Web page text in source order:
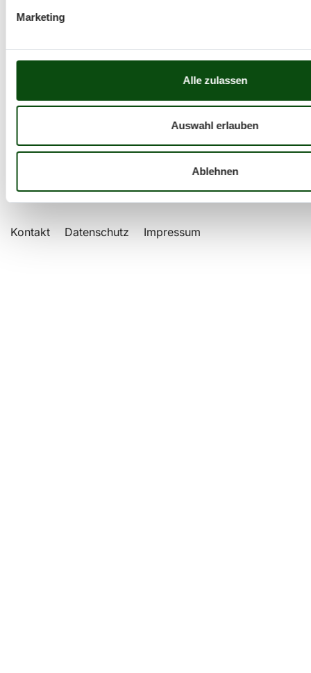
Marketing
Alle zulassen
Auswahl erlauben
Ablehnen
Wettkampfbestleistungen
Kontakt Datenschutz Impressum